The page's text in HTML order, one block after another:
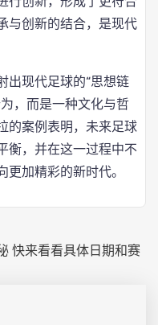
与创新的结合，是现代
出现代足球的“思想链
，而是一种文化与哲
的案例表明，未来足球
衡，并在这一过程中不
加精彩的新时代。